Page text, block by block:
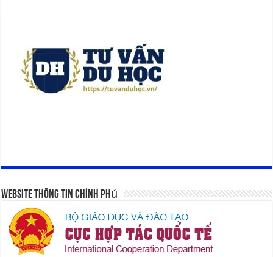
Website Thông Tin Chính Phủ